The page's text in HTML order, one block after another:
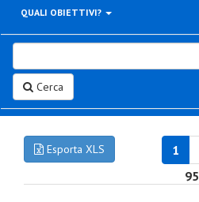
QUALI OBIETTIVI?
Cerca
Esporta XLS 1
95